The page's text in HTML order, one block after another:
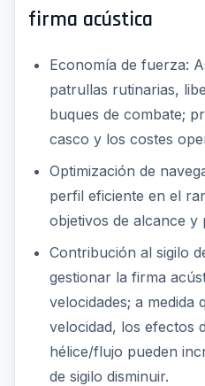
firma acústica
Economía de fuerza:
patrullas rutinarias,
buques de combate;
casco y los costes
Optimización de
perfil eficiente en el
objetivos de alcance y
Contribución al sigilo
gestionar la firma
velocidades; a medida
velocidad, los efectos
hélice/flujo pueden
de sigilo disminuir.